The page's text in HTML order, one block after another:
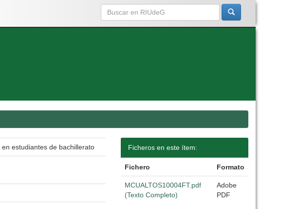
estudiantes de bachillerato Ficheros en este ítem:
Fichero Formato
MCUALTOS10004FT.pdf
(Texto Completo)
Adobe
PDF